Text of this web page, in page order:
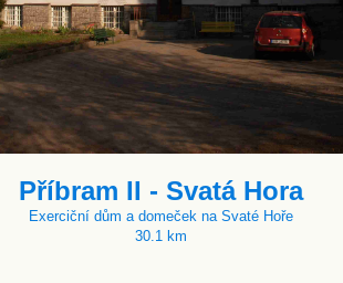
Příbram II - Svatá Hora
Exerciční dům a domeček na Svaté Hoře
30.1 km